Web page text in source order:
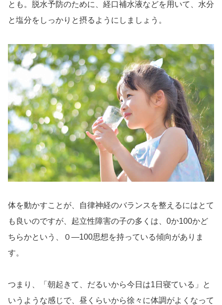
とも。脱水予防のために、経口補水液などを用いて、水分
と塩分をしっかりと摂るようにしましょう。
体を動かすことが、自律神経のバランスを整えるにはとて
も良いのですが、起立性障害の子の多くは、0か100かど
ちらかという、０―100思想を持っている傾向がありま
す。
つまり、「朝起きて、だるいから今日は1日寝ている」と
いうような感じで、昼くらいから徐々に体調がよくなって